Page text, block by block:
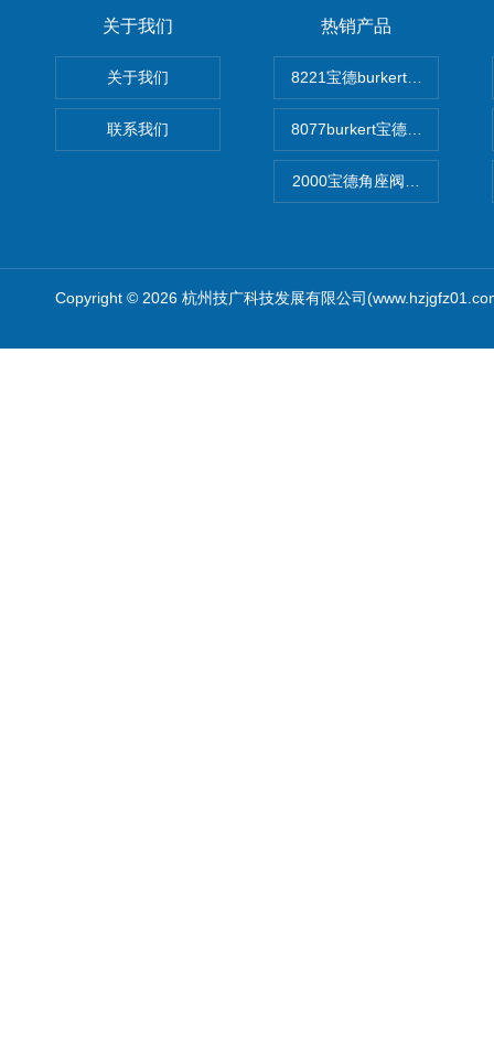
关于我们
关于我们
联系我们
热销产品
8221宝德burkert电导率探头
8077burkert宝德椭圆齿轮脉
2000宝德角座阀德国宝帝
Copyright © 2026 杭州技广科技发展有限公司